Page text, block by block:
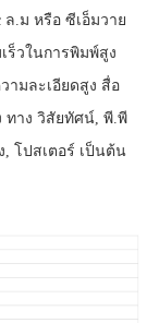
ล.ม หรือ ซีเอ็มวาย
ร็วในการพิมพ์สูง
มละเอียดสูง สื่อ
ทาง วิสัยทัศน์, พี.พี
โปสเตอร์ เป็นต้น